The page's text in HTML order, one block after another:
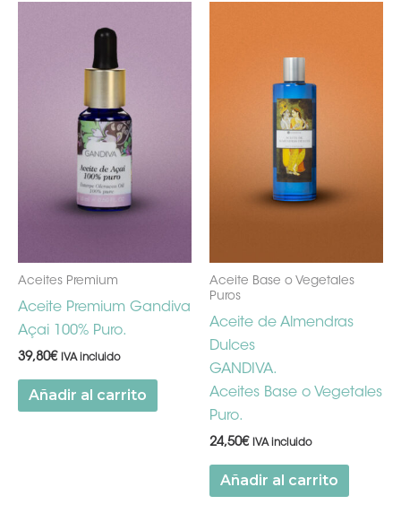
Aceites Premium
Aceite Premium Gandiva
Açai 100% Puro.
39,80€ IVA incluido
Añadir al carrito
Aceite Base o Vegetales
Puros
Aceite de Almendras
Dulces
GANDIVA.
Aceites Base o Vegetales
Puro.
24,50€ IVA incluido
Añadir al carrito